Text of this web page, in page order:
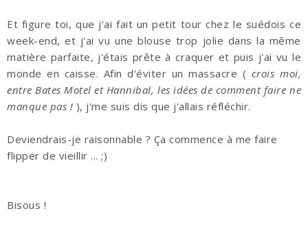
Et figure toi, que j'ai fait un petit tour chez le suédois ce
week-end, et j'ai vu une blouse trop jolie dans la même
matière parfaite, j'étais prête à craquer et puis j'ai vu le
monde en caisse. Afin d'éviter un massacre ( crois moi,
entre Bates Motel et Hannibal, les idées de comment faire ne
manque pas ! ), j'me suis dis que j'allais réfléchir.
Deviendrais-je raisonnable ? Ça commence à me faire
flipper de vieillir ... ;)
Bisous !